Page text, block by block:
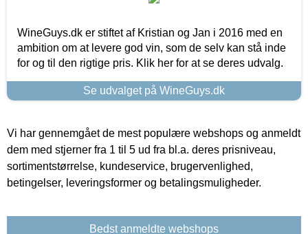
WineGuys.dk er stiftet af Kristian og Jan i 2016 med en
ambition om at levere god vin, som de selv kan stå inde
for og til den rigtige pris. Klik her for at se deres udvalg.
Se udvalget på WineGuys.dk
Vi har gennemgået de mest populære webshops og anmeldt
dem med stjerner fra 1 til 5 ud fra bl.a. deres prisniveau,
sortimentstørrelse, kundeservice, brugervenlighed,
betingelser, leveringsformer og betalingsmuligheder.
Bedst anmeldte webshops